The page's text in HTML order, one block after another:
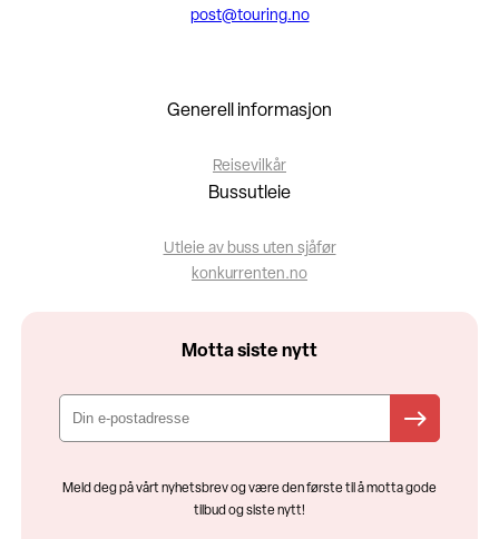
post@touring.no
Generell informasjon
Reisevilkår
Bussutleie
Utleie av buss uten sjåfør
konkurrenten.no
Motta siste nytt
Meld deg på vårt nyhetsbrev og være den første til å motta gode
tilbud og siste nytt!